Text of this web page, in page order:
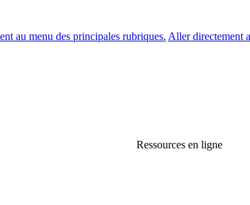
au menu des principales rubriques. Aller directement
Ressources en ligne